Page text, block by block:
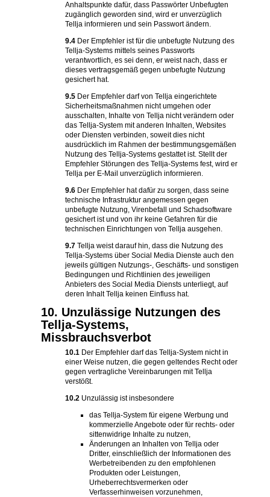
Anhaltspunkte dafür, dass Passwörter Unbefugten
zugänglich geworden sind, wird er unverzüglich
Tellja informieren und sein Passwort ändern.
9.4 Der Empfehler ist für die unbefugte Nutzung des
Tellja-Systems mittels seines Passworts
verantwortlich, es sei denn, er weist nach, dass er
dieses vertragsgemäß gegen unbefugte Nutzung
gesichert hat.
9.5 Der Empfehler darf von Tellja eingerichtete
Sicherheitsmaßnahmen nicht umgehen oder
ausschalten, Inhalte von Tellja nicht verändern oder
das Tellja-System mit anderen Inhalten, Websites
oder Diensten verbinden, soweit dies nicht
ausdrücklich im Rahmen der bestimmungsgemäßen
Nutzung des Tellja-Systems gestattet ist. Stellt der
Empfehler Störungen des Tellja-Systems fest, wird er
Tellja per E-Mail unverzüglich informieren.
9.6 Der Empfehler hat dafür zu sorgen, dass seine
technische Infrastruktur angemessen gegen
unbefugte Nutzung, Virenbefall und Schadsoftware
gesichert ist und von ihr keine Gefahren für die
technischen Einrichtungen von Tellja ausgehen.
9.7 Tellja weist darauf hin, dass die Nutzung des
Tellja-Systems über Social Media Dienste auch den
jeweils gültigen Nutzungs-, Geschäfts- und sonstigen
Bedingungen und Richtlinien des jeweiligen
Anbieters des Social Media Diensts unterliegt, auf
deren Inhalt Tellja keinen Einfluss hat.
10. Unzulässige Nutzungen des
Tellja-Systems,
Missbrauchsverbot
10.1 Der Empfehler darf das Tellja-System nicht in
einer Weise nutzen, die gegen geltendes Recht oder
gegen vertragliche Vereinbarungen mit Tellja
verstößt.
10.2 Unzulässig ist insbesondere
das Tellja-System für eigene Werbung und
kommerzielle Angebote oder für rechts- oder
sittenwidrige Inhalte zu nutzen,
Änderungen an Inhalten von Tellja oder
Dritter, einschließlich der Informationen des
Werbetreibenden zu den empfohlenen
Produkten oder Leistungen,
Urheberrechtsvermerken oder
Verfasserhinweisen vorzunehmen,